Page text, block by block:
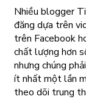
Nhiều blogger
đăng dựa trên
trên Facebook
chất lượng hơn
nhưng chúng
ít nhất một lần
theo dõi trung